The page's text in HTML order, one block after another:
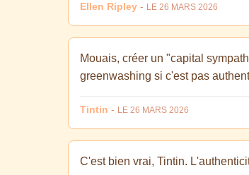
Ellen Ripley - LE 26 MARS 2026
Mouais, créer un "capital
greenwashing si c'est pas
Tintin - LE 26 MARS 2026
C'est bien vrai, Tintin.